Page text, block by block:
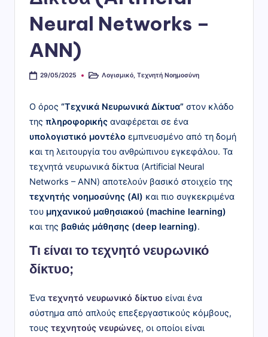
φ
ρι
ς"
Neural Networks –
ANN)
29/05/2025
Αναρτήθηκε
Λογισμικό,Τεχνητή Νοημοσύνη
Ο όρος “Τεχνικά Νευρωνικά Δίκτυα” στον κλάδο
της πληροφορικής αναφέρεται σε ένα
υπολογιστικό μοντέλο εμπνευσμένο από τη δομή
και τη λειτουργία του ανθρώπινου εγκεφάλου. Τα
τεχνητά νευρωνικά δίκτυα (Artificial Neural
Networks – ANN) αποτελούν βασικό στοιχείο της
τεχνητής νοημοσύνης (AI) και πιο συγκεκριμένα
του μηχανικού μαθησιακού (machine learning)
και της βαθιάς μάθησης (deep learning).
Τι είναι το τεχνητό νευρωνικό
δίκτυο;
Ένα τεχνητό νευρωνικό δίκτυο είναι ένα
σύστημα από απλούς επεξεργαστικούς κόμβους,
τους τεχνητούς νευρώνες, οι οποίοι είναι